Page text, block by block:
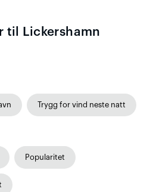
til Lickershamn
Trygg for vind neste natt
Popularitet